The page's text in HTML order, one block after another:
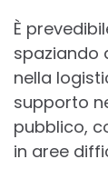
È
spaziando
nella
supporto
pubblico,
in aree